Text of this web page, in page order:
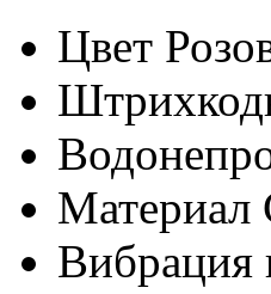
Цвет
Материал
Вибрация